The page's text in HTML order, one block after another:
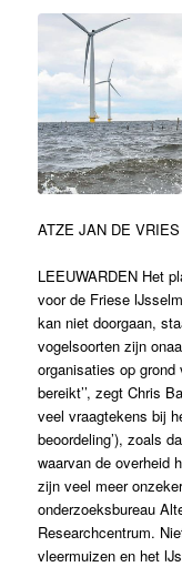
ATZE JAN DE VRIES
LEEUWARDEN Het
voor de Friese
kan niet doorgaan,
vogelsoorten zijn
organisaties op
bereikt’’, zegt Chris
veel vraagtekens bij
beoordeling’), zoals
waarvan de overheid
zijn veel meer
onderzoeksbureau
Researchcentrum.
vleermuizen en het